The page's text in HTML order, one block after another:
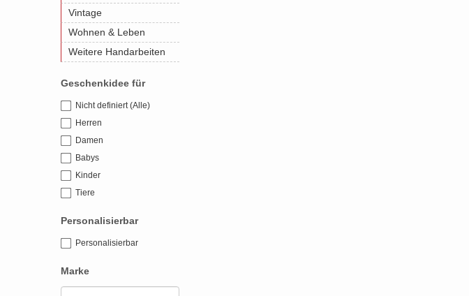
Vintage
Wohnen & Leben
Weitere Handarbeiten
Geschenkidee für
Nicht definiert (Alle)
Herren
Damen
Babys
Kinder
Tiere
Personalisierbar
Personalisierbar
Marke